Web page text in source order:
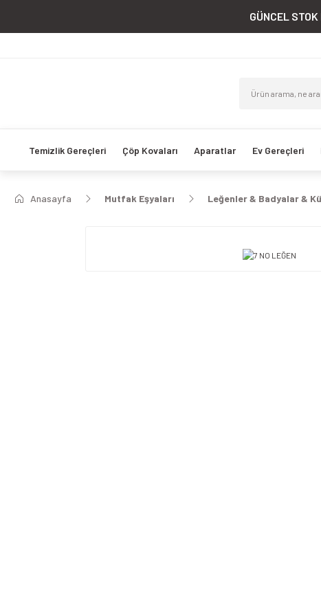
GÜNCEL
Temizlik Gereçleri Çöp Kovaları Aparatlar Ev Gereçleri
Anasayfa Mutfak Eşyaları Leğenler & Badyalar &